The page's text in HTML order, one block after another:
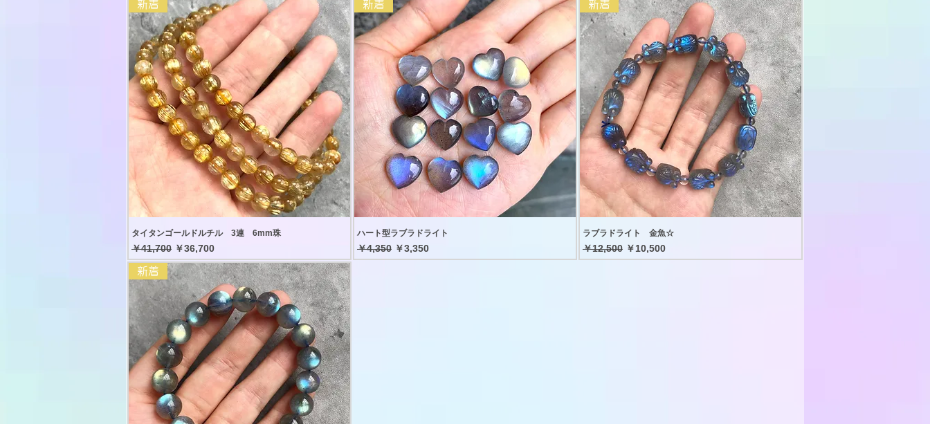
新着
タイタンゴールドルチル 3連 6mm珠
通常価格
￥41,700 セール価格
￥36,700
新着
ハート型ラブラドライト
通常価格
￥4,350 セール価格
￥3,350
新着
ラブラドライト 金魚☆
通常価格
￥12,500 セール価格
￥10,500
新着